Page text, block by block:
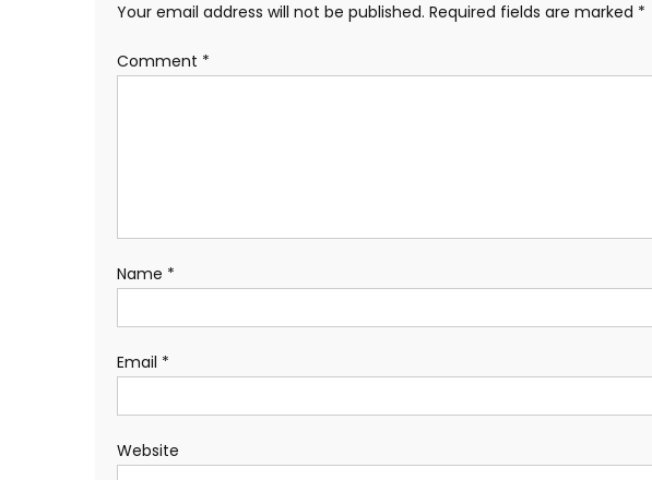
Your email address will not be published. Required fields are marked *
Comment *
Name *
Email *
Website